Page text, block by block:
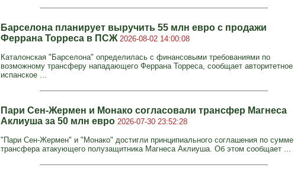
Барселона планирует выручить 55 млн евро с продажи
Феррана Торреса в ПСЖ 2026-08-02 14:00:08
Каталонская "Барселона" определилась с финансовыми требованиями по
возможному трансферу нападающего Феррана Торреса, сообщает авторитетное
испанское ...
Пари Сен-Жермен и Монако согласовали трансфер Магнеса
Аклиуша за 50 млн евро 2026-07-30 23:52:28
"Пари Сен-Жермен" и "Монако" достигли принципиального соглашения по сумме
трансфера атакующего полузащитника Магнеса Аклиуша. Об этом сообщает ...